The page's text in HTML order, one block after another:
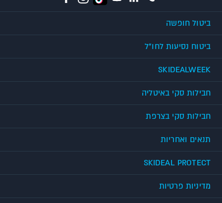
ביטול חופשה
ביטוח נסיעות לחו"ל
SKIDEALWEEK
חבילות סקי באיטליה
חבילות סקי בצרפת
תנאים ואחריות
SKIDEAL PROTECT
מדיניות פרטיות